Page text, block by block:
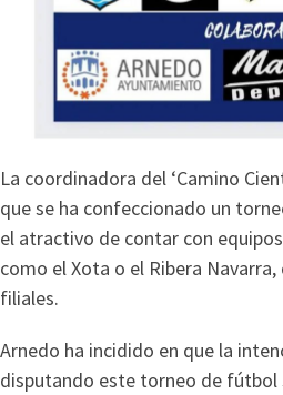
La coordinadora del ‘Camino
que se ha confeccionado un
el atractivo de contar con
como el Xota o el Ribera Navarra,
filiales.
Arnedo ha incidido en que la
disputando este torneo de fútbol